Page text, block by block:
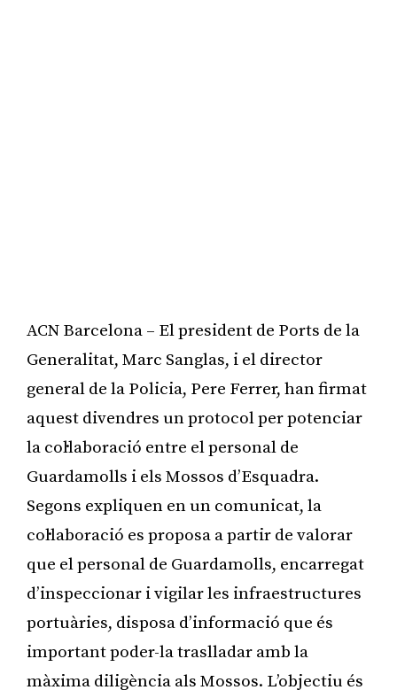
ACN Barcelona – El president de Ports de la
Generalitat, Marc Sanglas, i el director
general de la Policia, Pere Ferrer, han firmat
aquest divendres un protocol per potenciar
la col·laboració entre el personal de
Guardamolls i els Mossos d’Esquadra.
Segons expliquen en un comunicat, la
col·laboració es proposa a partir de valorar
que el personal de Guardamolls, encarregat
d’inspeccionar i vigilar les infraestructures
portuàries, disposa d’informació que és
important poder-la traslladar amb la
màxima diligència als Mossos. L’objectiu és